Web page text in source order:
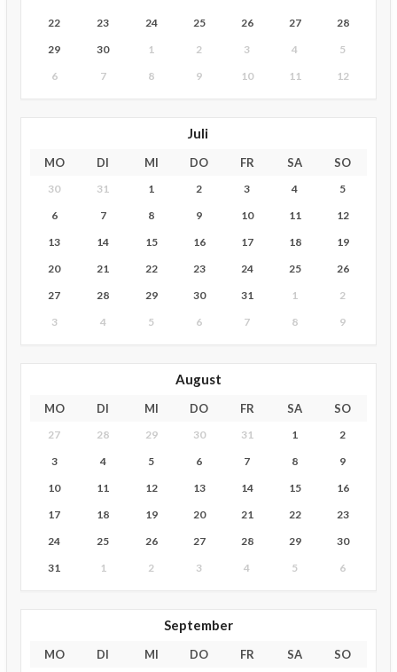
22
23 24 25 26 27
28
29
30 1 2 3 4
5
6
7 8 9 10 11 12
Juli
MO DI MI DO FR SA SO
30 31 1 2 3 4
5
6
7 8 9 10 11
12
13
14 15 16 17 18
19
20
21 22 23 24 25
26
27
28 29 30 31 1
2
3
4 5 6 7 8 9
August
MO DI MI DO FR SA SO
27 28 29 30 31 1
2
3
4 5 6 7 8
9
10
11 12 13 14 15
16
17
18 19 20 21 22
23
24
25 26 27 28 29
30
31
1 2 3 4 5 6
September
MO DI MI DO FR SA SO